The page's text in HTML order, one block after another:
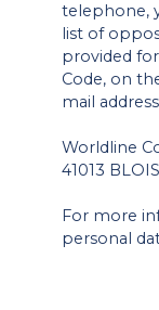
telephone,
list of
provided
Code, on
mail
Worldline
41013
For more
personal